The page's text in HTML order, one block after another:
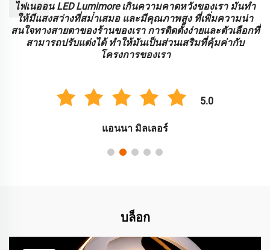
ไฟเนออน LED Lumimore เกินความคาดหวังของเรา มันทํา
ให้มีแสงสว่างที่สม่ําเสมอ และมีคุณภาพสูง ที่เพิ่มความน่า
สนใจทางสายตาของร้านของเรา การติดตั้งง่ายและตัวเลือกที่
สามารถปรับแต่งได้ ทําให้มันเป็นส่วนเสริมที่คุ้มค่ากับ
โครงการของเรา
5.0
แอนนา มิลเลอร์
บล็อก